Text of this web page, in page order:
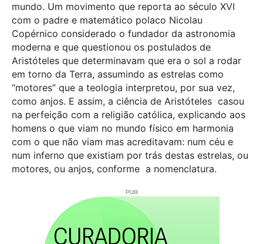
mundo. Um movimento que reporta ao século XVI
com o padre e matemático polaco Nicolau
Copérnico considerado o fundador da astronomia
moderna e que questionou os postulados de
Aristóteles que determinavam que era o sol a rodar
em torno da Terra, assumindo as estrelas como
“motores” que a teologia interpretou, por sua vez,
como anjos. E assim, a ciência de Aristóteles casou
na perfeição com a religião católica, explicando aos
homens o que viam no mundo físico em harmonia
com o que não viam mas acreditavam: num céu e
num inferno que existiam por trás destas estrelas, ou
motores, ou anjos, conforme a nomenclatura.